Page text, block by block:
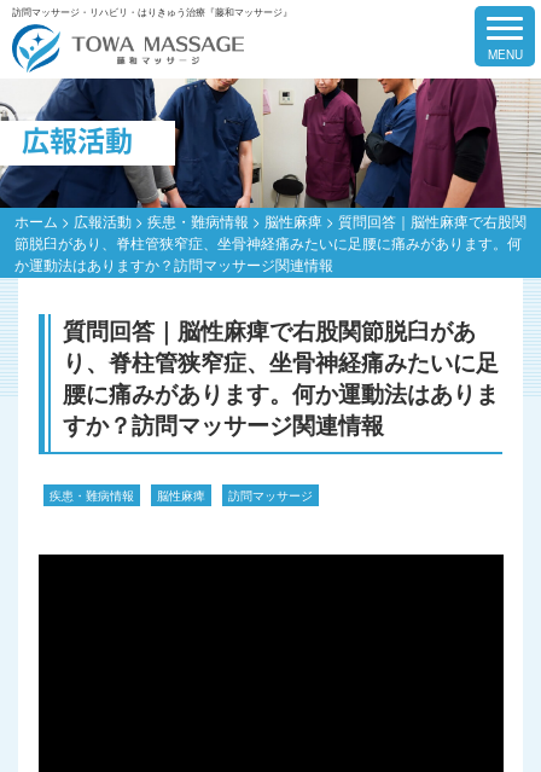
訪問マッサージ・リハビリ・はりきゅう治療『藤和マッサージ』
広報活動
ホーム > 広報活動> 疾患・難病情報 > 脳性麻痺> 質問回答｜脳性麻痺で右股関
節脱臼があり、脊柱管狭窄症、坐骨神経痛みたいに足腰に痛みがあります。何
か運動法はありますか？訪問マッサージ関連情報
質問回答｜脳性麻痺で右股関節脱臼があ
り、脊柱管狭窄症、坐骨神経痛みたいに足
腰に痛みがあります。何か運動法はありま
すか？訪問マッサージ関連情報
疾患・難病情報 脳性麻痺 訪問マッサージ